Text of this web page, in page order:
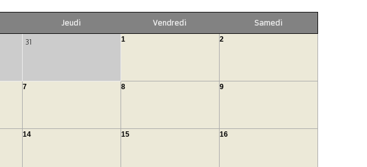
Jeudi Vendredi Samedi
31 1 2
7 8 9
14 15 16